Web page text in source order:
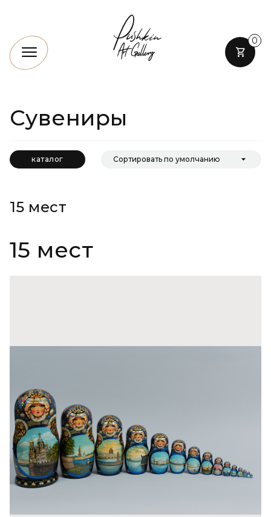
0
Сувениры
15 мест
каталог
15 мест